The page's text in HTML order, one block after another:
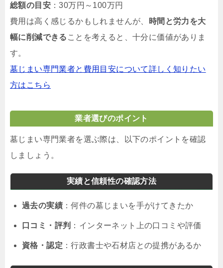
総額の目安 ：30万円～100万円
費用は高く感じるかもしれませんが、
時間と労力を大
幅に削減できる ことを考えると、十分に価値がありま
す。
墓じまい専門業者と費用目安について詳しく知りたい
方はこちら
業者選びのポイント
墓じまい専門業者を選ぶ際は、以下のポイントを確認
しましょう。
実績と信頼性の確認方法
過去の実績 ：何件の墓じまいを手がけてきたか
口コミ・評判 ：インターネット上の口コミや評価
資格・認定 ：行政書士や石材店との提携があるか